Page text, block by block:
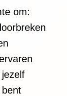
om: